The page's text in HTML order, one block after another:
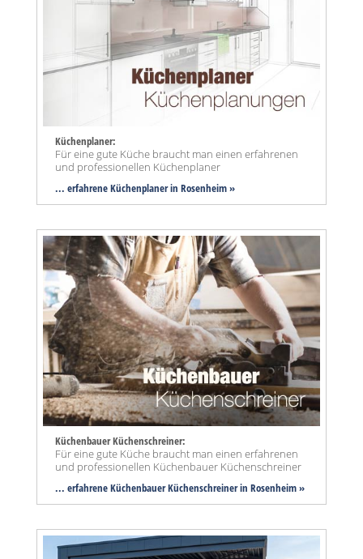
Küchenplaner:
Für eine gute Küche braucht man einen erfahrenen
und professionellen Küchenplaner
... erfahrene Küchenplaner in Rosenheim »
Küchenbauer Küchenschreiner:
Für eine gute Küche braucht man einen erfahrenen
und professionellen Küchenbauer Küchenschreiner
... erfahrene Küchenbauer Küchenschreiner in Rosenheim »